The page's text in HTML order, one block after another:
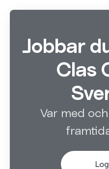
Jobbar
Clas
Var med